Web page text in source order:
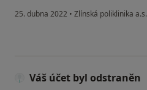
25. dubna 2022 • Zlínská poliklinika a.s.
Váš účet byl odstraněn